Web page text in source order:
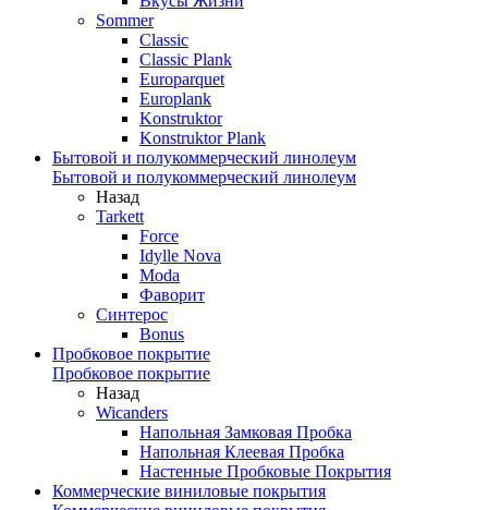
Sommer
Classic
Classic Plank
Europarquet
Europlank
Konstruktor
Konstruktor Plank
Бытовой и полукоммерческий линолеум
Бытовой и полукоммерческий линолеум
Назад
Tarkett
Force
Idylle Nova
Moda
Фаворит
Синтерос
Bonus
Пробковое покрытие
Пробковое покрытие
Назад
Wicanders
Напольная Замковая Пробка
Напольная Клеевая Пробка
Настенные Пробковые Покрытия
Коммерческие виниловые покрытия